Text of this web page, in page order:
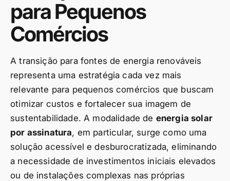
para Pequenos
Comércios
A transição para fontes de energia renováveis
representa uma estratégia cada vez mais
relevante para pequenos comércios que buscam
otimizar custos e fortalecer sua imagem de
sustentabilidade. A modalidade de energia solar
por assinatura, em particular, surge como uma
solução acessível e desburocratizada, eliminando
a necessidade de investimentos iniciais elevados
ou de instalações complexas nas próprias